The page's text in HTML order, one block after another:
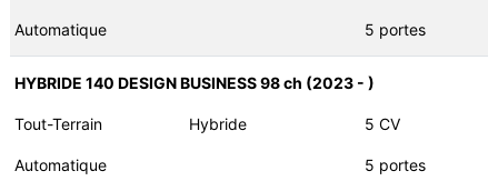
Automatique 5 portes
HYBRIDE 140 DESIGN BUSINESS 98 ch (2023 - )
Tout-Terrain Hybride 5 CV
Automatique 5 portes